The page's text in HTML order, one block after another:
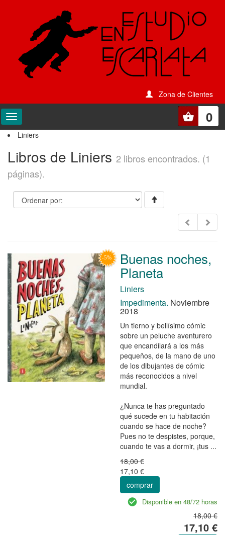
Zona de Clientes
0
Liniers
Libros de Liniers 2 libros encontrados. (1
páginas).
Buenas noches,
Planeta
Liniers
Impedimenta. Noviembre
2018
Un tierno y bellísimo cómic
sobre un peluche aventurero
que encandilará a los más
pequeños, de la mano de uno
de los dibujantes de cómic
más reconocidos a nivel
mundial.
¿Nunca te has preguntado
qué sucede en tu habitación
cuando se hace de noche?
Pues no te despistes, porque,
cuando te vas a dormir, ¡tus ...
18,00 €
17,10 €
comprar
Disponible en 48/72 horas
18,00 €
17,10 €